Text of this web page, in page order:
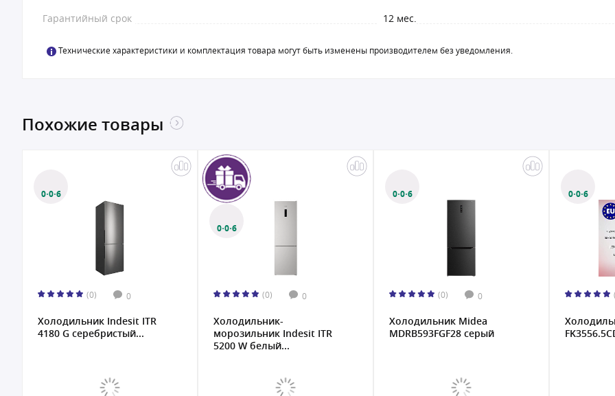
Гарантийный срок
12 мес.
Технические характеристики и комплектация товара могут быть изменены производителем без уведомления.
Похожие товары
0·0·6
(0) 0
Холодильник Indesit ITR
4180 G серебристый...
0·0·6
(0) 0
Холодильник-
морозильник Indesit ITR
5200 W белый...
0·0·6
(0) 0
Холодильник Midea
MDRB593FGF28 серый
0·0·6
(0)